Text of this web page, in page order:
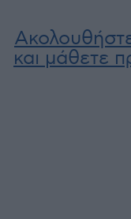
και μάθετε